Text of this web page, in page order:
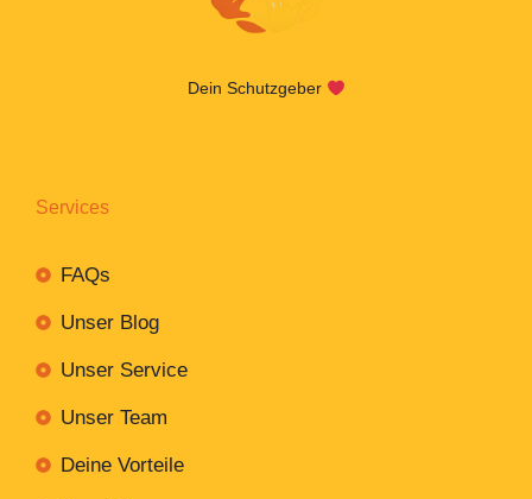
Dein Schutzgeber
Services
FAQs
Unser Blog
Unser Service
Unser Team
Deine Vorteile